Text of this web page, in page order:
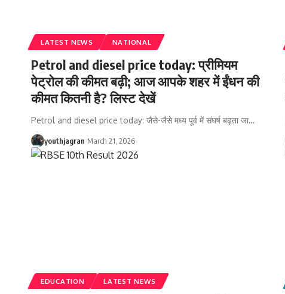
LATEST NEWS NATIONAL
Petrol and diesel price today: प्रीमियम
पेट्रोल की कीमत बढ़ी; आज आपके शहर में ईंधन की
कीमत कितनी है? लिस्ट देखें
Petrol and diesel price today: जैसे-जैसे मध्य पूर्व में संघर्ष बढ़ता जा…
youthjagran March 21, 2026
EDUCATION LATEST NEWS